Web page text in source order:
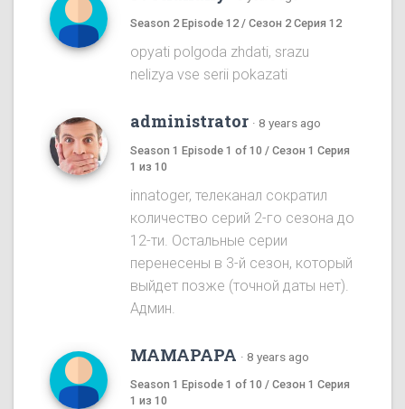
Season 2 Episode 12 / Сезон 2 Серия 12
opyati polgoda zhdati, srazu
nelizya vse serii pokazati
administrator · 8 years ago
Season 1 Episode 1 of 10 / Сезон 1 Серия
1 из 10
innatoger, телеканал сократил
количество серий 2-го сезона до
12-ти. Остальные серии
перенесены в 3-й сезон, который
выйдет позже (точной даты нет).
Админ.
MAMAPAPA · 8 years ago
Season 1 Episode 1 of 10 / Сезон 1 Серия
1 из 10